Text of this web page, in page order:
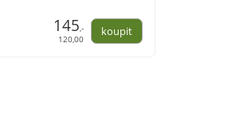
145,-
120,00